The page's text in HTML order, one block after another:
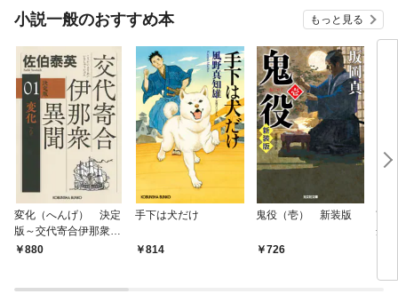
小説一般のおすすめ本 もっと見る
変化（へんげ） 決定
版～交代寄合伊那衆異
聞（1）～
880
手下は犬だけ
814
鬼役（壱） 新装版
726
南
舟